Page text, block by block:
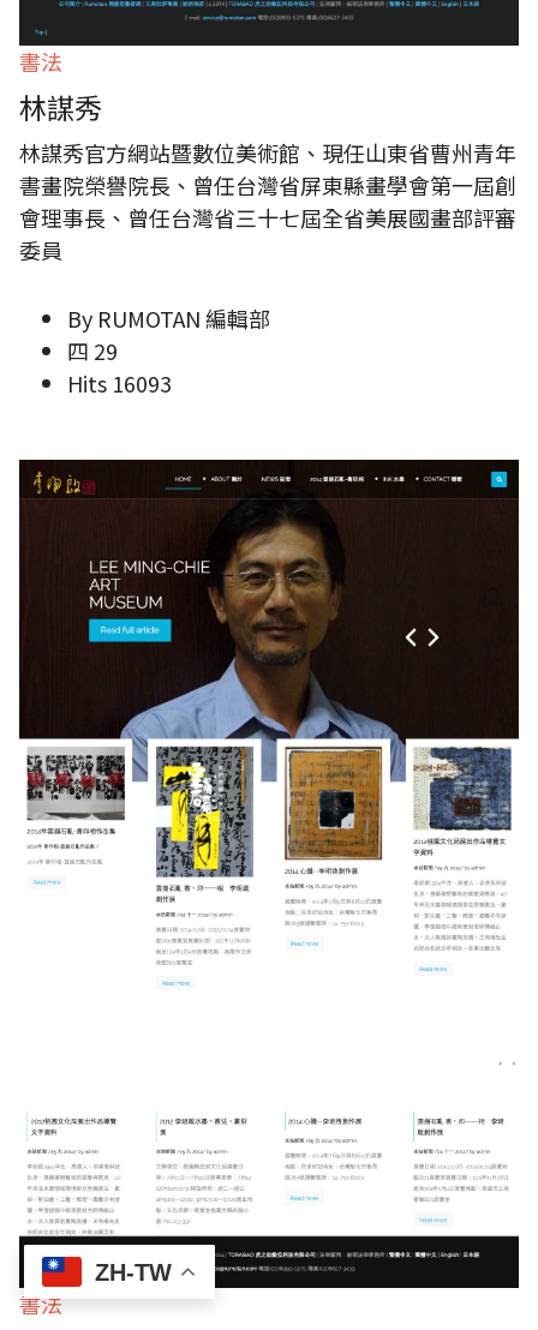
ZH-TW
書法
林謀秀
林謀秀官方網站暨數位美術館、現任山東省曹州青年
書畫院榮譽院長、曾任台灣省屏東縣畫學會第一屆創
會理事長、曾任台灣省三十七屆全省美展國畫部評審
委員
By RUMOTAN 編輯部
四 29
Hits 16093
書法